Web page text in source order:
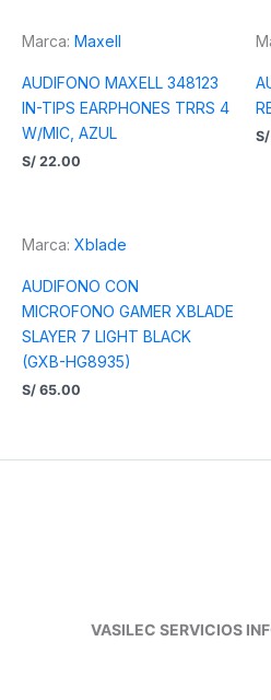
Marca: Maxell
AUDIFONO MAXELL 348123
IN-TIPS EARPHONES TRRS 4
W/MIC, AZUL
S/ 22.00
S/
Marca: Xblade
AUDIFONO CON
MICROFONO GAMER XBLADE
SLAYER 7 LIGHT BLACK
(GXB-HG8935)
S/ 65.00
VASILEC SERVICIOS